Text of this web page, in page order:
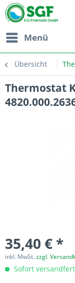
Menü
Übersicht
Thermostat
35,40 € *
inkl. MwSt.zzgl.
Sofort